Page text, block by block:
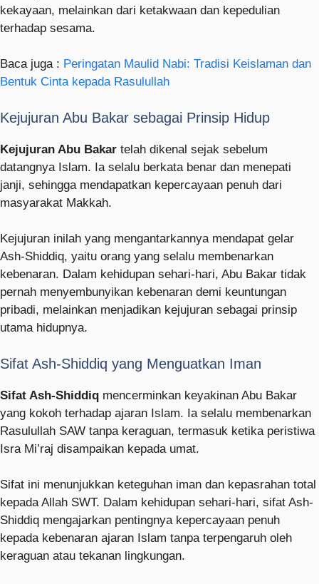
kekayaan, melainkan dari ketakwaan dan kepedulian
terhadap sesama.
Baca juga : Peringatan Maulid Nabi: Tradisi Keislaman dan
Bentuk Cinta kepada Rasulullah
Kejujuran Abu Bakar sebagai Prinsip Hidup
Kejujuran Abu Bakar telah dikenal sejak sebelum
datangnya Islam. Ia selalu berkata benar dan menepati
janji, sehingga mendapatkan kepercayaan penuh dari
masyarakat Makkah.
Kejujuran inilah yang mengantarkannya mendapat gelar
Ash-Shiddiq, yaitu orang yang selalu membenarkan
kebenaran. Dalam kehidupan sehari-hari, Abu Bakar tidak
pernah menyembunyikan kebenaran demi keuntungan
pribadi, melainkan menjadikan kejujuran sebagai prinsip
utama hidupnya.
Sifat Ash-Shiddiq yang Menguatkan Iman
Sifat Ash-Shiddiq mencerminkan keyakinan Abu Bakar
yang kokoh terhadap ajaran Islam. Ia selalu membenarkan
Rasulullah SAW tanpa keraguan, termasuk ketika peristiwa
Isra Mi’raj disampaikan kepada umat.
Sifat ini menunjukkan keteguhan iman dan kepasrahan total
kepada Allah SWT. Dalam kehidupan sehari-hari, sifat Ash-
Shiddiq mengajarkan pentingnya kepercayaan penuh
kepada kebenaran ajaran Islam tanpa terpengaruh oleh
keraguan atau tekanan lingkungan.